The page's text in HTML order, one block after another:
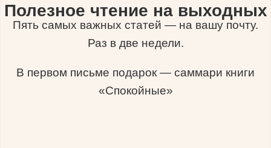
Полезное чтение на выходных
Пять самых важных статей — на вашу почту.
Раз в две недели.
В первом письме подарок — саммари книги
«Спокойные»